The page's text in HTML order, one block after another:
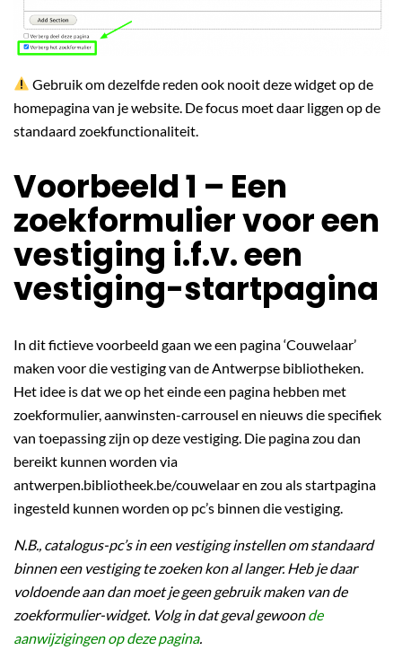
Gebruik om dezelfde reden ook nooit deze widget op de
homepagina van je website. De focus moet daar liggen op de
standaard zoekfunctionaliteit.
Voorbeeld 1 – Een
zoekformulier voor een
vestiging i.f.v. een
vestiging-startpagina
In dit fictieve voorbeeld gaan we een pagina ‘Couwelaar’
maken voor die vestiging van de Antwerpse bibliotheken.
Het idee is dat we op het einde een pagina hebben met
zoekformulier, aanwinsten-carrousel en nieuws die specifiek
van toepassing zijn op deze vestiging. Die pagina zou dan
bereikt kunnen worden via
antwerpen.bibliotheek.be/couwelaar en zou als startpagina
ingesteld kunnen worden op pc’s binnen die vestiging.
N.B., catalogus-pc’s in een vestiging instellen om standaard
binnen een vestiging te zoeken kon al langer. Heb je daar
voldoende aan dan moet je geen gebruik maken van de
zoekformulier-widget. Volg in dat geval gewoonde
aanwijzigingen op deze pagina.